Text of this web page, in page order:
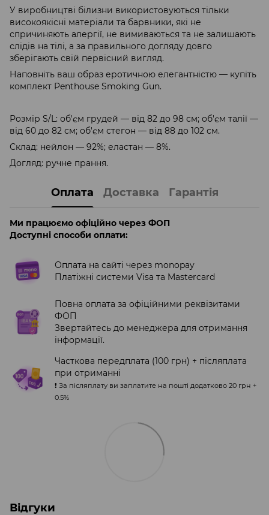
У виробництві білизни використовуються тільки
високоякісні матеріали та барвники, які не
спричиняють алергії, не вимиваються та не залишають
слідів на тілі, а за правильного догляду довго
зберігають свій первісний вигляд.
Наповніть ваш образ еротичною елегантністю — купіть
комплект Penthouse Smoking Gun.
Розмір S/L: об'єм грудей — від 82 до 98 см; об'єм талії —
від 60 до 82 см; об'єм стегон — від 88 до 102 см.
Склад: нейлон — 92%; еластан — 8%.
Догляд: ручне прання.
Оплата Доставка Гарантія
Ми працюємо офіційно через ФОП
Доступні способи оплати:
Оплата на сайті через monopay
Платіжні системи Visa та Mastercard
Повна оплата за офіційними реквізитами
ФОП
Звертайтесь до менеджера для отримання
інформації.
Часткова передплата (100 грн) + післяплата
при отриманні
❗️ За післяплату ви заплатите на пошті додатково 20 грн +
0.5%
Відгуки